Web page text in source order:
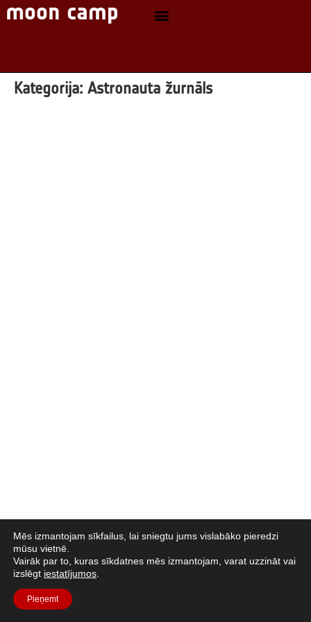
Kategorija: Astronauta žurnāls
Mēs izmantojam sīkfailus, lai sniegtu jums vislabāko pieredzi
mūsu vietnē.
Vairāk par to, kuras sīkdatnes mēs izmantojam, varat uzzināt vai
izslēgt iestatījumos
Pieņemt